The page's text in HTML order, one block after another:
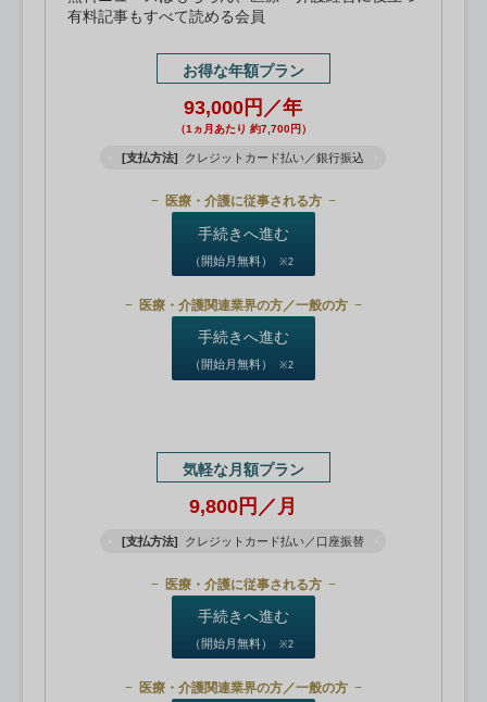
有料記事もすべて読める会員
お得な年額プラン
93,000円／年
（1ヵ月あたり 約7,700円）
[支払方法] クレジットカード払い／銀行振込
医療・介護に従事される方
手続きへ進む
（開始月無料） ※2
医療・介護関連業界の方／一般の方
手続きへ進む
（開始月無料） ※2
気軽な月額プラン
9,800円／月
[支払方法] クレジットカード払い／口座振替
医療・介護に従事される方
手続きへ進む
（開始月無料） ※2
医療・介護関連業界の方／一般の方